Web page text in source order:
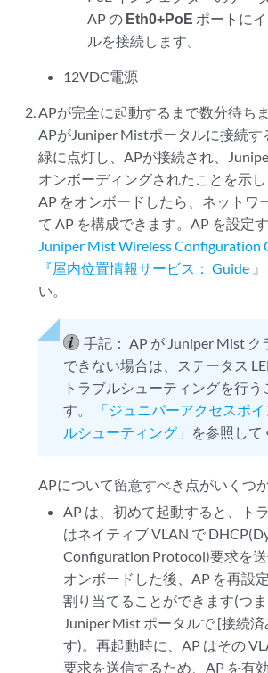
AP の Eth0+PoE ポートに
ルを接続します。
12VDC電源
APが完全に起動するまで数分待ち
APがJuniper Mistポータルに接続す
緑に点灯し、APが接続され、
オンボーディングされたことを示し
AP をオンボードしたら、ネットワ
て AP を構成できます。AP を設定
Juniper Mist Wireless Configuration
『屋内位置情報サービス： Guide
い。
手記： AP が Juniper Mist ク
できない場合は、ステータス
トラブルシューティングを行う
す。
「ジュニパーアクセスポ
ルシューティング 」を参照して
APについて留意すべき点がいくつ
AP は、初めて起動すると、ト
はネイティブ VLAN で
Configuration Protocol)要求を
オンボードした後、AP を再設
割り当てることができます(つ
Juniper Mist ポータルで [接続済
す)。再起動時に、AP はその
要求を送信するため、AP を有